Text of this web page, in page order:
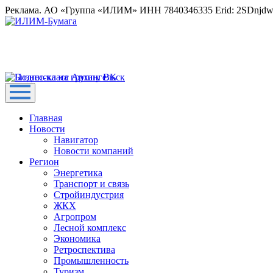
Реклама. АО «Группа «ИЛИМ» ИНН 7840346335 Erid:
Главная
Новости
Навигатор
Новости компаний
Регион
Энергетика
Транспорт и связь
Стройиндустрия
ЖКХ
Агропром
Лесной комплекс
Экономика
Ретроспектива
Промышленность